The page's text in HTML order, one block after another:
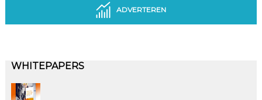
ADVERTEREN
WHITEPAPERS